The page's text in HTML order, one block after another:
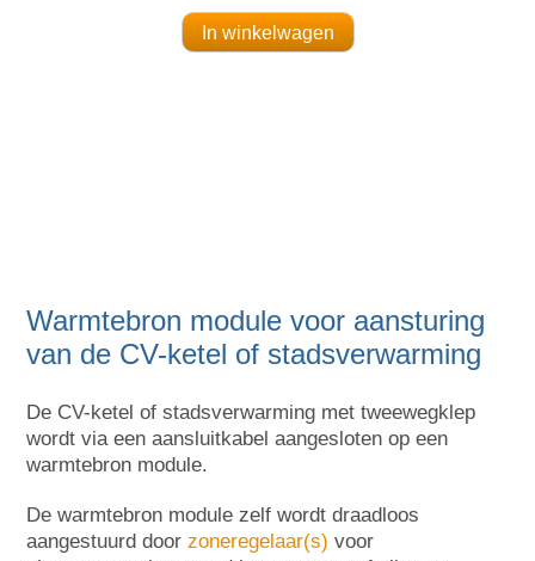
Warmtebron module voor aansturing
van de CV-ketel of stadsverwarming
De CV-ketel of stadsverwarming met tweewegklep
wordt via een aansluitkabel aangesloten op een
warmtebron module.
De warmtebron module zelf wordt draadloos
aangestuurd door zoneregelaar(s) voor